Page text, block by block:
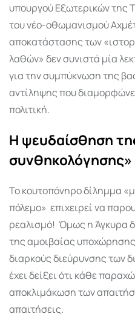
υπουργού Εξωτερικών της
του νέο-οθωμανισμού
αποκατάστασης των
λαθών» δεν συνιστά μία
για την συμπύκνωση της
αντίληψης που
πολιτική.
Η ψευδαίσθηση
συνθηκολόγησης»
Το κουτοπόνηρο δίλημμα
πόλεμο» επιχειρεί να
ρεαλισμό! Όμως η Άγκυρα
της αμοιβαίας
διαρκούς διεύρυνσης των
έχει δείξει ότι κάθε
αποκλιμάκωση των
απαιτήσεις.